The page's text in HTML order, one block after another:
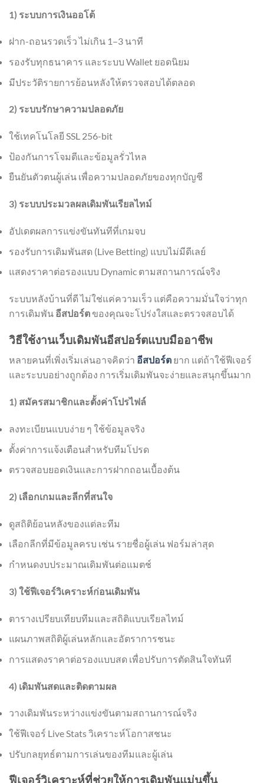
1) ระบบการเงินออโต้
ฝาก-ถอนรวดเร็ว ไม่เกิน 1–3 นาที
รองรับทุกธนาคาร และระบบ Wallet ยอดนิยม
มีประวัติรายการย้อนหลังให้ตรวจสอบได้ตลอด
2) ระบบรักษาความปลอดภัย
ใช้เทคโนโลยี SSL 256-bit
ป้องกันการโจมตีและข้อมูลรั่วไหล
ยืนยันตัวตนผู้เล่น เพื่อความปลอดภัยของทุกบัญชี
3) ระบบประมวลผลเดิมพันเรียลไทม์
อัปเดตผลการแข่งขันทันทีที่เกมจบ
รองรับการเดิมพันสด (Live Betting) แบบไม่มีดีเลย์
แสดงราคาต่อรองแบบ Dynamic ตามสถานการณ์จริง
ระบบหลังบ้านที่ดี ไม่ใช่แค่ความเร็ว แต่คือความมั่นใจว่าทุก
การเดิมพัน อีสปอร์ต ของคุณจะโปร่งใสและตรวจสอบได้
วิธีใช้งานเว็บเดิมพันอีสปอร์ตแบบมืออาชีพ
หลายคนที่เพิ่งเริ่มเล่นอาจคิดว่า อีสปอร์ต ยาก แต่ถ้าใช้ฟีเจอร์
และระบบอย่างถูกต้อง การเริ่มเดิมพันจะง่ายและสนุกขึ้นมาก
1) สมัครสมาชิกและตั้งค่าโปรไฟล์
ลงทะเบียนแบบง่าย ๆ ใช้ข้อมูลจริง
ตั้งค่าการแจ้งเตือนสำหรับทีมโปรด
ตรวจสอบยอดเงินและการฝากถอนเบื้องต้น
2) เลือกเกมและลีกที่สนใจ
ดูสถิติย้อนหลังของแต่ละทีม
เลือกลีกที่มีข้อมูลครบ เช่น รายชื่อผู้เล่น ฟอร์มล่าสุด
กำหนดงบประมาณเดิมพันต่อแมตช์
3) ใช้ฟีเจอร์วิเคราะห์ก่อนเดิมพัน
ตารางเปรียบเทียบทีมและสถิติแบบเรียลไทม์
แผนภาพสถิติผู้เล่นหลักและอัตราการชนะ
การแสดงราคาต่อรองแบบสด เพื่อปรับการตัดสินใจทันที
4) เดิมพันสดและติดตามผล
วางเดิมพันระหว่างแข่งขันตามสถานการณ์จริง
ใช้ฟีเจอร์ Live Stats วิเคราะห์โอกาสชนะ
ปรับกลยุทธ์ตามการเล่นของทีมและผู้เล่น
ฟีเจอร์วิเคราะห์ที่ช่วยให้การเดิมพันแม่นขึ้น